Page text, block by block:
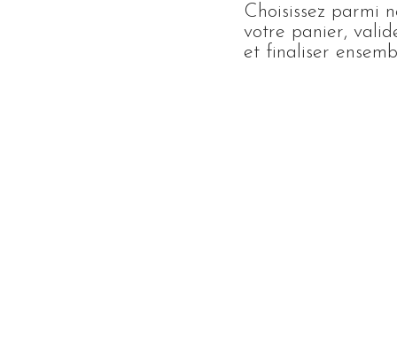
Choisissez parmi
votre panier,
et finaliser